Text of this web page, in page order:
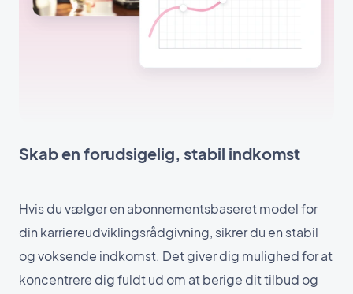
Skab en forudsigelig, stabil indkomst
Hvis du vælger en abonnementsbaseret model for
din karriereudviklingsrådgivning, sikrer du en stabil
og voksende indkomst. Det giver dig mulighed for at
koncentrere dig fuldt ud om at berige dit tilbud og